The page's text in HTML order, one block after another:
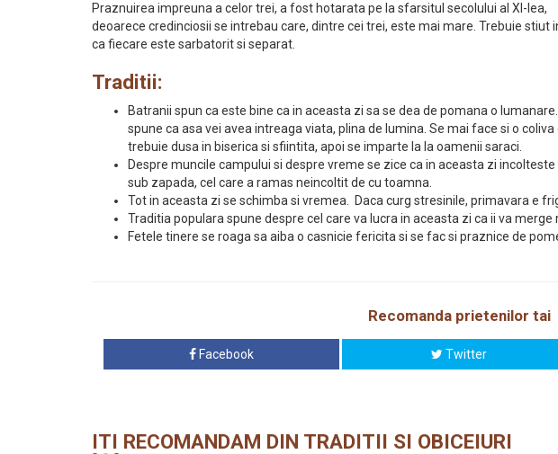
Praznuirea impreuna a celor trei, a fost hotarata pe la sfarsitul secolului al XI-lea,
deoarece credinciosii se intrebau care, dintre cei trei, este mai mare. Trebuie stiut
ca fiecare este sarbatorit si separat.
Traditii:
Batranii spun ca este bine ca in aceasta zi sa se dea de pomana o
spune ca asa vei avea intreaga viata, plina de lumina. Se mai face si o coliva
trebuie dusa in biserica si sfiintita, apoi se imparte la la oamenii saraci.
Despre muncile campului si despre vreme se zice ca in aceasta zi incolteste
sub zapada, cel care a ramas neincoltit de cu toamna.
Tot in aceasta zi se schimba si vremea. Daca curg stresinile, primavara e
Traditia populara spune despre cel care va lucra in aceasta zi ca ii va merge
Fetele tinere se roaga sa aiba o casnicie fericita si se fac si praznice de
Recomanda prietenilor tai
Facebook Twitter
ITI RECOMANDAM DIN TRADITII SI OBICEIURI